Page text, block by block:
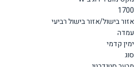
1700
אזור בישול/אזור בישול רביעי
עמדה
ימין קדמי
סוּג